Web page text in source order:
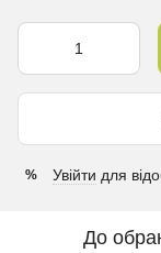
% Увійти для
До